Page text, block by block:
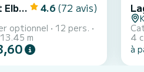
Fountaine Pajot Elba 45 4.6 (72 avis)
optionnel
12 pers.
13.45 m
4
à